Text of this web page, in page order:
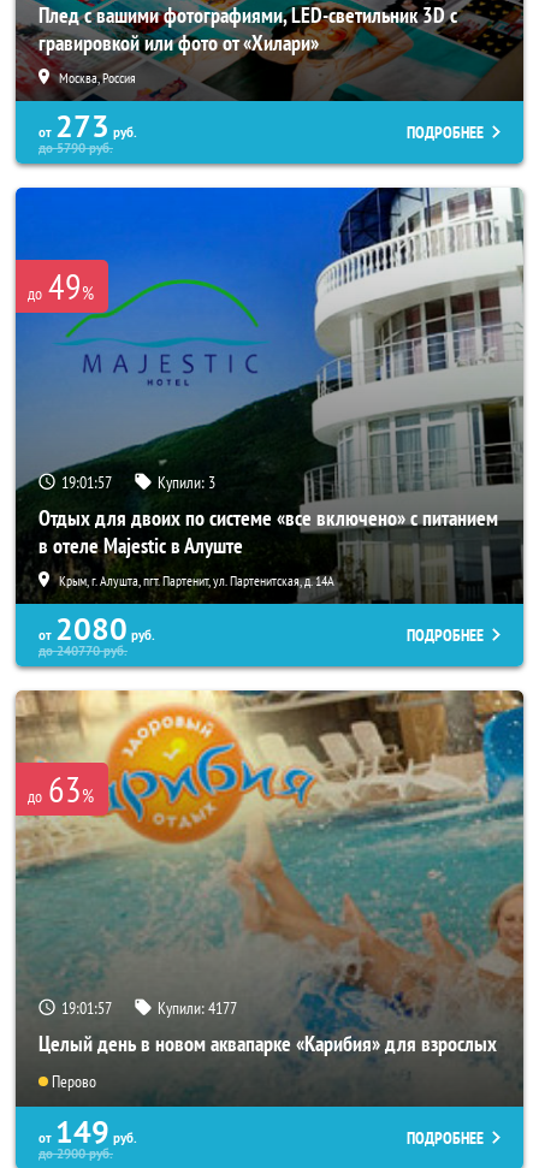
Плед с вашими фотографиями, LED-светильник 3D с
гравировкой или фото от «Хилари»
Москва, Россия
от 273 руб.
до5790руб.
ПОДРОБНЕЕ
до 49%
19:01:53 Купили: 3
Отдых для двоих по системе «все включено» с питанием
в отеле Majestic в Алуште
Крым, г. Алушта, пгт. Партенит, ул. Партенитская, д. 14А
от 2080 руб.
до240770руб.
ПОДРОБНЕЕ
до 63%
19:01:53 Купили:4177
Целый день в новом аквапарке «Карибия» для взрослых
Перово
от 149 руб.
до2900руб.
ПОДРОБНЕЕ